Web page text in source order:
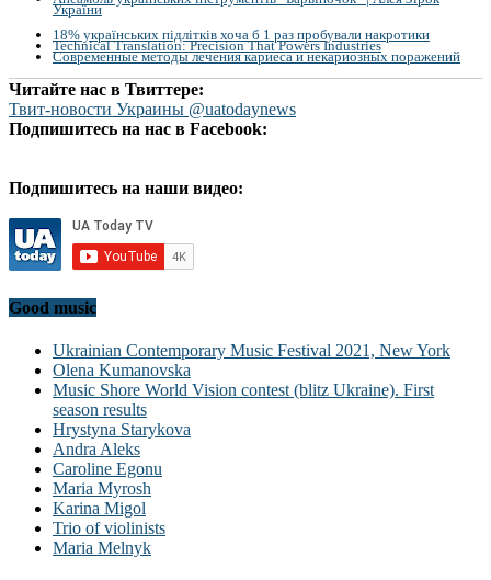
України
18% українських підлітків хоча б 1 раз пробували накротики
Technical Translation: Precision That Powers Industries
Современные методы лечения кариеса и некариозных поражений
Читайте нас в Твиттере:
Твит-новости Украины @uatodaynews
Подпишитесь на нас в Facebook:
Подпишитесь на наши видео:
Good music
Ukrainian Contemporary Music Festival 2021, New York
Olena Kumanovska
Music Shore World Vision contest (blitz Ukraine). First
season results
Hrystyna Starykova
Andra Aleks
Caroline Egonu
Maria Myrosh
Karina Migol
Trio of violinists
Maria Melnyk